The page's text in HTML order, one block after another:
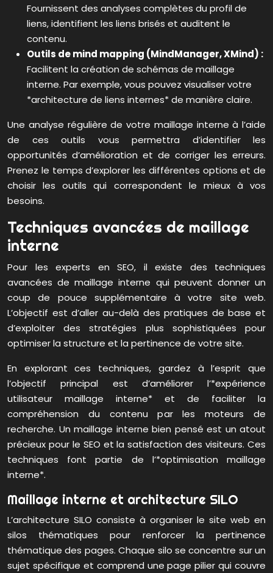
Fournissent des analyses complètes du profil de
liens, identifient les liens brisés et auditent le
contenu.
Outils de mind mapping (MindManager, XMind) :
Facilitent la création de schémas de maillage
interne. Par exemple, vous pouvez visualiser votre
*architecture de liens internes* de manière claire.
Une analyse régulière de votre maillage interne à l’aide
de ces outils vous permettra d’identifier les
opportunités d’amélioration et de corriger les erreurs.
Prenez le temps d’explorer les différentes options et de
choisir les outils qui correspondent le mieux à vos
besoins.
Techniques avancées de maillage
interne
Pour les experts en SEO, il existe des techniques
avancées de maillage interne qui peuvent donner un
coup de pouce supplémentaire à votre site web.
L’objectif est d’aller au-delà des pratiques de base et
d’exploiter des stratégies plus sophistiquées pour
optimiser la structure et la pertinence de votre site.
En explorant ces techniques, gardez à l’esprit que
l’objectif principal est d’améliorer l’*expérience
utilisateur maillage interne* et de faciliter la
compréhension du contenu par les moteurs de
recherche. Un maillage interne bien pensé est un atout
précieux pour le SEO et la satisfaction des visiteurs. Ces
techniques font partie de l’*optimisation maillage
interne*.
Maillage interne et architecture SILO
L’architecture SILO consiste à organiser le site web en
silos thématiques pour renforcer la pertinence
thématique des pages. Chaque silo se concentre sur un
sujet spécifique et comprend une page pilier qui couvre